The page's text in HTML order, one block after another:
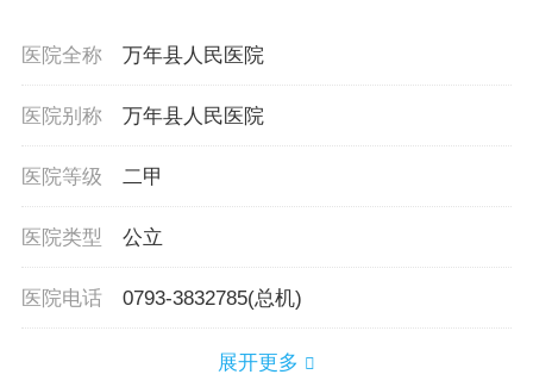
医院全称 万年县人民医院
医院别称 万年县人民医院
医院等级 二甲
医院类型 公立
医院电话 0793-3832785(总机)
展开更多